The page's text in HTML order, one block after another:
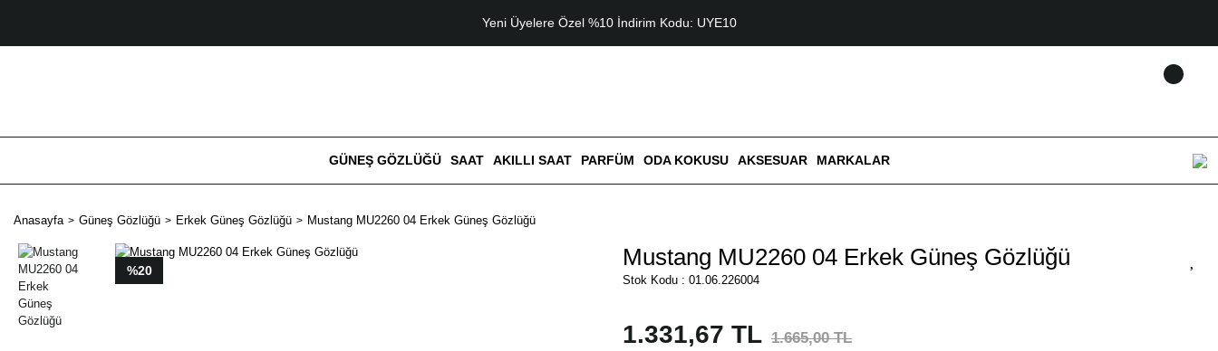
Yeni Üyelere Özel %10 İndirim Kodu: UYE10
GÜNEŞ GÖZLÜĞÜ SAAT AKILLI SAAT PARFÜM ODA KOKUSU AKSESUAR MARKALAR
Anasayfa Güneş Gözlüğü Erkek Güneş Gözlüğü Mustang MU2260 04 Erkek Güneş Gözlüğü
%20 Mustang MU2260 04 Erkek Güneş Gözlüğü
Stok Kodu : 01.06.226004
1.331,67 TL 1.665,00 TL